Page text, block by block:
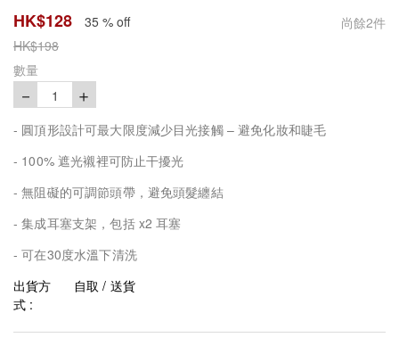
HK$128 35 % off 尚餘2件
HK$198
數量
－ 1 ＋
- 圓頂形設計可最大限度減少目光接觸 – 避免化妝和睫毛
- 100% 遮光襯裡可防止干擾光
- 無阻礙的可調節頭帶，避免頭髮纏結
- 集成耳塞支架，包括 x2 耳塞
- 可在30度水溫下清洗
出貨方
式 :
自取 / 送貨